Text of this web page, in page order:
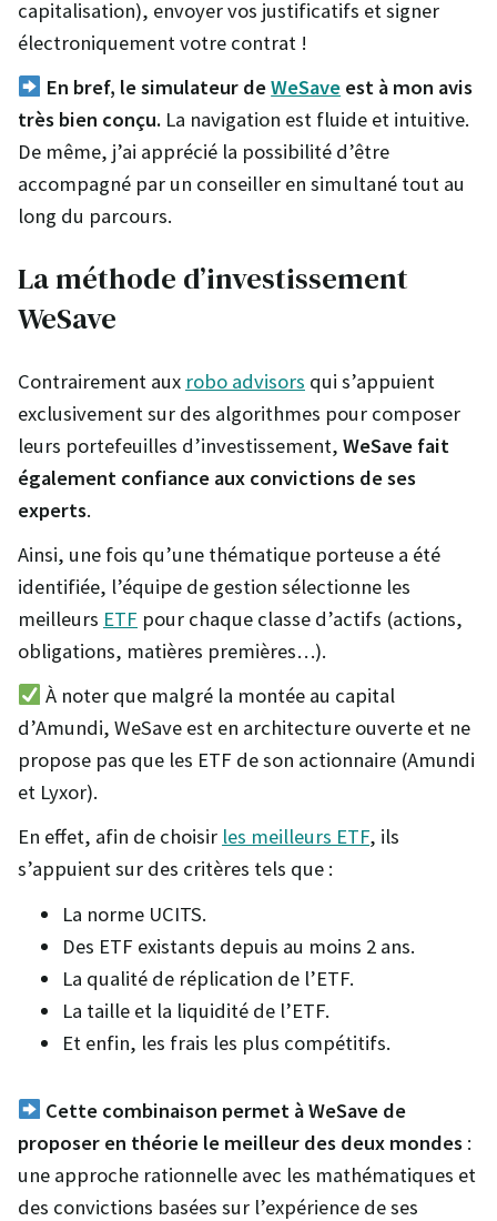
capitalisation), envoyer vos justificatifs et signer
électroniquement votre contrat !
En bref, le simulateur deWeSave est à mon avis
très bien conçu. La navigation est fluide et intuitive.
De même, j’ai apprécié la possibilité d’être
accompagné par un conseiller en simultané tout au
long du parcours.
La méthode d’investissement
WeSave
Contrairement aux robo advisors qui s’appuient
exclusivement sur des algorithmes pour composer
leurs portefeuilles d’investissement, WeSave fait
également confiance aux convictions de ses
experts.
Ainsi, une fois qu’une thématique porteuse a été
identifiée, l’équipe de gestion sélectionne les
meilleurs ETF pour chaque classe d’actifs (actions,
obligations, matières premières…).
À noter que malgré la montée au capital
d’Amundi, WeSave est en architecture ouverte et ne
propose pas que les ETF de son actionnaire (Amundi
et Lyxor).
En effet, afin de choisir les meilleurs ETF, ils
s’appuient sur des critères tels que :
La norme UCITS.
Des ETF existants depuis au moins 2 ans.
La qualité de réplication de l’ETF.
La taille et la liquidité de l’ETF.
Et enfin, les frais les plus compétitifs.
Cette combinaison permet à WeSave de
proposer en théorie le meilleur des deux mondes :
une approche rationnelle avec les mathématiques et
des convictions basées sur l’expérience de ses